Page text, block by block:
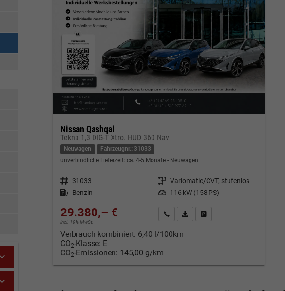
Nissan Qashqai
Tekna 1,3 DIG-T Xtro. HUD 360 Nav
Neuwagen
Fahrzeugnr.: 31033
unverbindliche Lieferzeit: ca. 4-5 Monate Neuwagen
Fahrzeugnr. 31033 Getriebe Variomatic/CVT, stufenlos
Kraftstoff Benzin Leistung 116 kW (158 PS)
29.380,– €
incl. 19% MwSt.
Kontakt & Angebot anfordern
PDF-Datei, Fahrzeugexposé drucken
Verbrauch kombiniert: 6,40 l/100km
CO2-Klasse: E
CO2-Emissionen: 145,00 g/km